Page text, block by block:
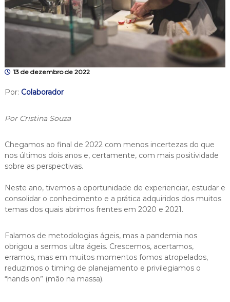
13 de dezembro de 2022
Por: Colaborador
Por Cristina Souza
Chegamos ao final de 2022 com menos incertezas do que
nos últimos dois anos e, certamente, com mais positividade
sobre as perspectivas.
Neste ano, tivemos a oportunidade de experienciar, estudar e
consolidar o conhecimento e a prática adquiridos dos muitos
temas dos quais abrimos frentes em 2020 e 2021.
Falamos de metodologias ágeis, mas a pandemia nos
obrigou a sermos ultra ágeis. Crescemos, acertamos,
erramos, mas em muitos momentos fomos atropelados,
reduzimos o timing de planejamento e privilegiamos o
“hands on” (mão na massa).